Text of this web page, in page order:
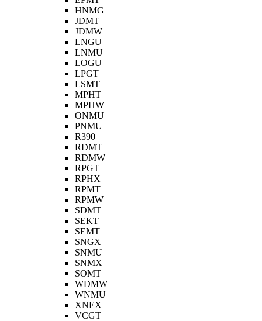
HNMG
JDMT
JDMW
LNGU
LNMU
LOGU
LPGT
LSMT
MPHT
MPHW
ONMU
PNMU
R390
RDMT
RDMW
RPGT
RPHX
RPMT
RPMW
SDMT
SEKT
SEMT
SNGX
SNMU
SNMX
SOMT
WDMW
WNMU
XNEX
VCGT